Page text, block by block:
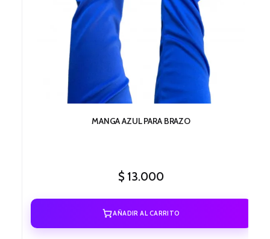
MANGA AZUL PARA BRAZO
$ 13.000
AÑADIR AL CARRITO